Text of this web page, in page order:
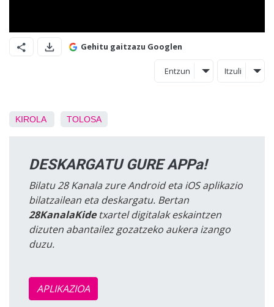
Gehitu gaitzazu Googlen
Entzun Itzuli
KIROLA TOLOSA
DESKARGATU GURE APPa!
Bilatu 28 Kanala zure Android eta iOS aplikazio
bilatzailean eta deskargatu. Bertan
28KanalaKidetxartel digitalak eskaintzen
dizuten abantailez gozatzeko aukera izango
duzu.
APLIKAZIOA